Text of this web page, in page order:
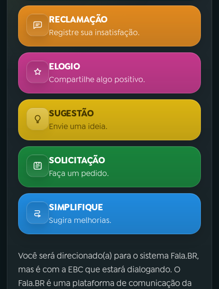
RECLAMAÇÃO
Registre sua insatisfação.
ELOGIO
Compartilhe algo positivo.
SUGESTÃO
Envie uma ideia.
SOLICITAÇÃO
Faça um pedido.
SIMPLIFIQUE
Sugira melhorias.
Você será direcionado(a) para o sistema Fala.BR,
mas é com a EBC que estará dialogando. O
Fala.BR é uma plataforma de comunicação da